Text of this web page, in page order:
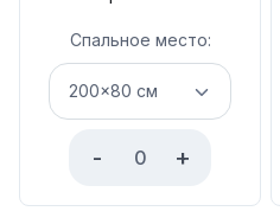
Спальное место:
- +